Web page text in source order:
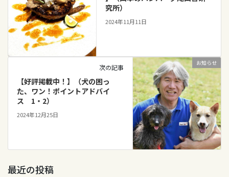
究所）
2024年11月11日
お知らせ
次の記事
【好評掲載中！】（犬の困っ
た、ワン！ポイントアドバイ
ス 1・2）
2024年12月25日
最近の投稿